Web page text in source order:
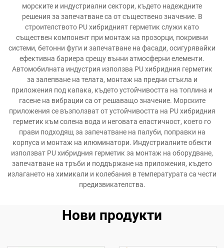
морските и индустриални сектори, където надеждните
решения за запечатване са от съществено значение. В
строителството PU хибридният герметик служи като
съществен компонент при монтаж на прозорци, покривни
системи, бетонни фуги и запечатване на фасади, осигурявайки
ефективна бариера срещу вънни атмосферни елементи.
Автомобилната индустрия използва PU хибридния герметик
за залепване на телата, монтаж на предни стъкла и
приложения под капака, където устойчивостта на топлина и
гасене на вибрации са от решаващо значение. Морските
приложения се възползват от устойчивостта на PU хибридния
герметик към солена вода и неговата еластичност, което го
прави подходящ за запечатване на палуби, поправки на
корпуса и монтаж на илюминатори. Индустриалните обекти
използват PU хибридния герметик за монтаж на оборудване,
запечатване на тръби и поддържане на приложения, където
излагането на химикали и колебания в температурата са чести
предизвикателства.
Нови продукти